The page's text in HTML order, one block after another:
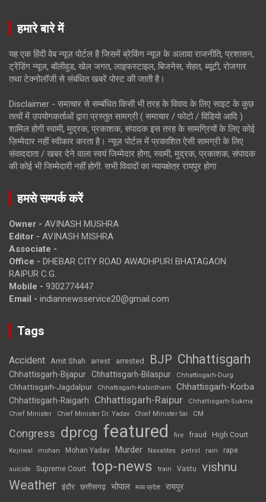
हमारे बारे में
यह एक हिंदी वेब न्यूज़ पोर्टल है जिसमें ब्रेकिंग न्यूज़ के अलावा राजनीति, प्रशासन,
ट्रेंडिंग न्यूज, बॉलीवुड, खेल जगत, लाइफस्टाइल, बिजनेस, सेहत, ब्यूटी, रोजगार
तथा टेक्नोलॉजी से संबंधित खबरें पोस्ट की जाती है।
Disclaimer - समाचार से सम्बंधित किसी भी तरह के विवाद के लिए साइट के कुछ
तत्वों में उपयोगकर्ताओं द्वारा प्रस्तुत सामग्री ( समाचार / फोटो / विडियो आदि )
शामिल होगी स्वामी, मुद्रक, प्रकाशक, संपादक इस तरह के सामग्रियों के लिए कोई
ज़िम्मेदार नहीं स्वीकार करता है। न्यूज़ पोर्टल में प्रकाशित ऐसी सामग्री के लिए
संवाददाता / खबर देने वाला स्वयं जिम्मेदार होगा, स्वामी, मुद्रक, प्रकाशक, संपादक
की कोई भी जिम्मेदारी नहीं होगी. सभी विवादों का न्यायक्षेत्र रायपुर होगा
हमसे सम्पर्क करें
Owner - AVINASH MUSHRA
Editor - AVINASH MISHRA
Associate -
Office - DHEBAR CITY ROAD AWADHPURI BHATAGAON
RAIPUR C.G.
Mobile - 9302774447
Email - indiannewsservice20@gmail.com
Tags
Accident Amit Shah arrest arrested BJP Chhattisgarh
Chhattisgarh-Bijapur Chhattisgarh-Bilaspur Chhattisgarh-Durg
Chhattisgarh-Jagdalpur Chhattisgarh-Kabirdham Chhattisgarh-Korba
Chhattisgarh-Raigarh Chhattisgarh-Raipur
Chhattisgarh-Sukma
Chief Minister
Chief Minister Dr. Yadav Chief Minister Sai CM
Congress dprcg featured fire fraud High Court
Kejriwal mohan Mohan Yadav Murder Naxalites petrol rain rape
suicide Supreme Court top-news train Vastu vishnu
Weather इंदौर छत्तीसगढ़ भोपाल मध्य प्रदेश रायपुर